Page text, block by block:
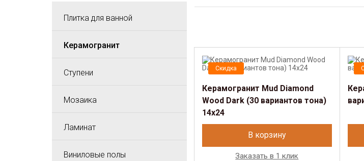
Плитка для ванной
Керамогранит
Ступени
Мозаика
Ламинат
Виниловые полы
Скидка
Керамогранит Mud Diamond
Wood Dark (30 вариантов тона)
14х24
В корзину
Заказать в 1 клик